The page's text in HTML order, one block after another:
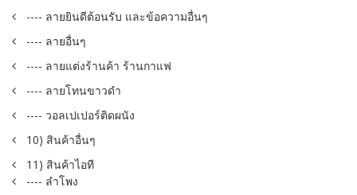
---- ลายยินดีต้อนรับ และข้อความอื่นๆ
---- ลายอื่นๆ
---- ลายแต่งร้านค้า ร้านกาแฟ
---- ลายโทนขาวดำ
---- วอลเปเปอร์ติดผนัง
10) สินค้าอื่นๆ
11) สินค้าไอที
---- ลำโพง